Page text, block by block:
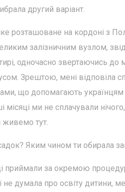
другий варіант.
розташоване на кордоні з
залізничним вузлом,
одночасно звертаючись до
Зрештою, мені відповіла
що допомагають
ми не сплачували
живемо тут.
Яким чином ти обирала
приймали за окремою
думала про освіту дитини,